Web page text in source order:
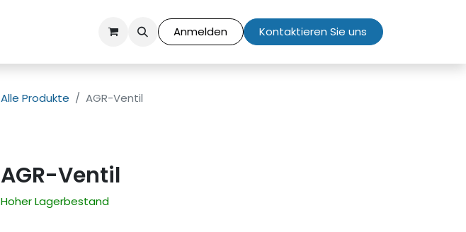
Anmelden Kontaktieren Sie uns
Alle Produkte AGR-Ventil
AGR-Ventil
Hoher Lagerbestand